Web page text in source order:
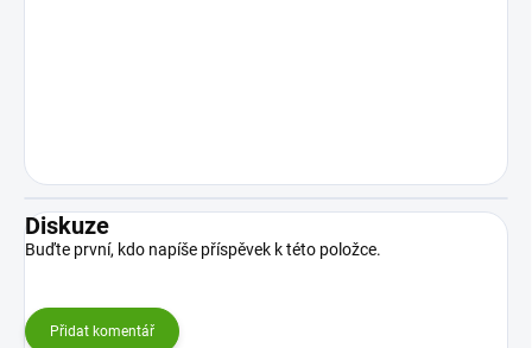
Diskuze
Buďte první, kdo napíše příspěvek k této položce.
Přidat komentář